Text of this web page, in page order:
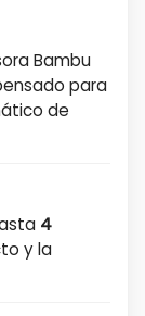
Bambu
para
de
4
y la